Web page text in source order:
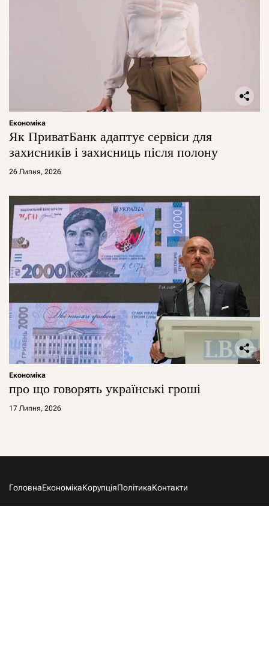
Економіка
Як ПриватБанк адаптує сервіси для
захисників і захисниць після полону
26 Липня, 2026
Економіка
про що говорять українські гроші
17 Липня, 2026
ГоловнаЕкономікаКорупціяПолітикаКонтакти